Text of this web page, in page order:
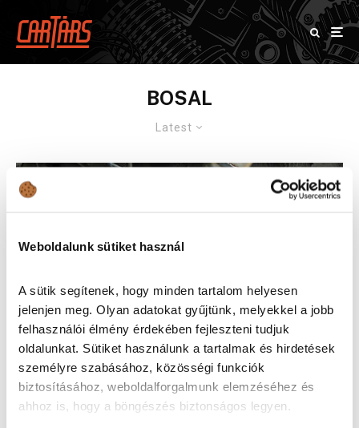
Weboldalunk sütiket használ
A sütik segítenek, hogy minden tartalom helyesen
jelenjen meg. Olyan adatokat gyűjtünk, melyekkel a jobb
felhasználói élmény érdekében fejleszteni tudjuk
oldalunkat. Sütiket használunk a tartalmak és hirdetések
személyre szabásához, közösségi funkciók
biztosításához, weboldalforgalmunk elemzéséhez és
ahhoz is, hogy a böngészés biztonságos legyen.
BOSAL
Latest
Kipufogó 1×1: az alapok, amit tudnod kell!